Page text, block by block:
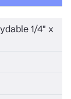
1/4" x